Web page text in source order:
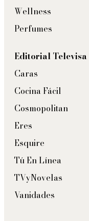
Wellness
Perfumes
Editorial Televisa
Caras
Cocina Fácil
Cosmopolitan
Eres
Esquire
Tú En Línea
TVyNovelas
Vanidades